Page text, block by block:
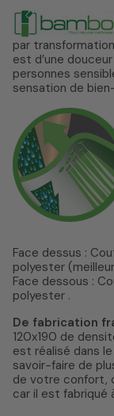
par
est d’une
personnes
sensation de
Face dessus :
polyester
Face dessous :
polyester .
De fabrication
120x190 de
est réalisé dans
savoir-faire de
de votre confort,
car il est fabriqué